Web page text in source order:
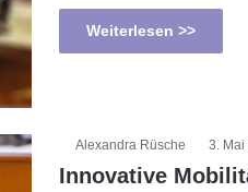
Weiterlesen >>
Alexandra Rüsche 3. Mai
Innovative